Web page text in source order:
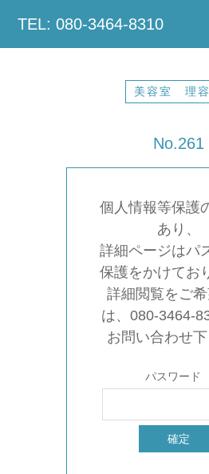
TEL: 080-3464-8310
美容室 理
No.261
個人情報等保護
あり、
詳細ページはパ
保護をかけてお
詳細閲覧をご
は、080-3464-
お問い合わせ下
パスワード